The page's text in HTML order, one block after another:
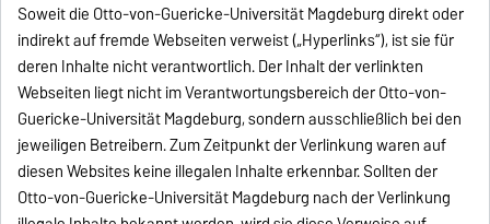
Soweit die Otto-von-Guericke-Universität Magdeburg direkt oder
indirekt auf fremde Webseiten verweist („Hyperlinks“), ist sie für
deren Inhalte nicht verantwortlich. Der Inhalt der verlinkten
Webseiten liegt nicht im Verantwortungsbereich der Otto-von-
Guericke-Universität Magdeburg, sondern ausschließlich bei den
jeweiligen Betreibern. Zum Zeitpunkt der Verlinkung waren auf
diesen Websites keine illegalen Inhalte erkennbar. Sollten der
Otto-von-Guericke-Universität Magdeburg nach der Verlinkung